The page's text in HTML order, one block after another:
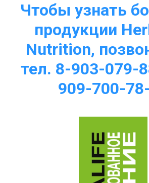
Чтобы узнать
продукции
Nutrition,
тел. 8-903-079-
909-700-